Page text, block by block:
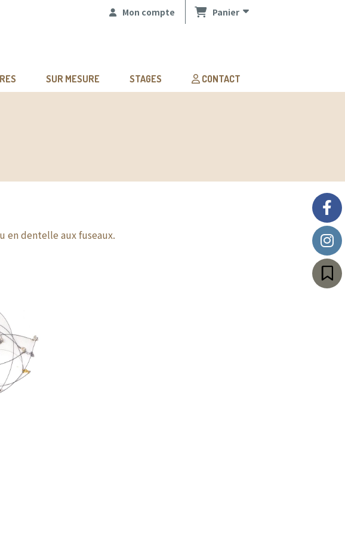
Mon compte Panier
SUR MESURE STAGES CONTACT
en dentelle aux fuseaux.